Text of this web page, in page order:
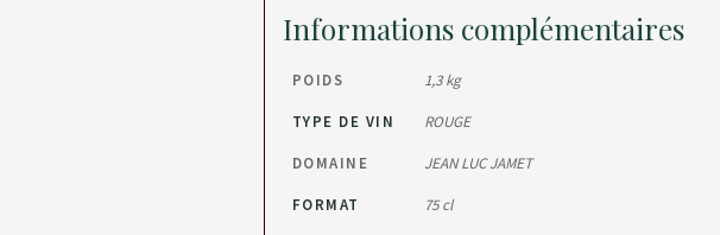
Informations complémentaires
POIDS 1,3 kg
TYPE DE VIN ROUGE
DOMAINE JEAN LUC JAMET
FORMAT 75 cl